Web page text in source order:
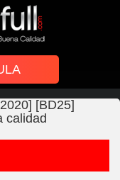
[BD25]
calidad